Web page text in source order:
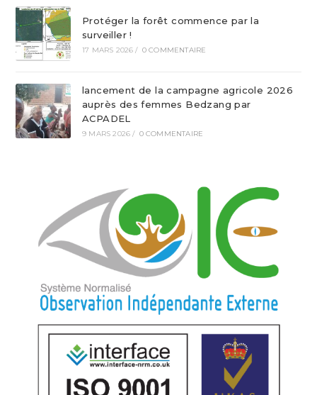
Protéger la forêt commence par la
surveiller !
17 MARS 2026 / 0 COMMENTAIRE
lancement de la campagne agricole 2026
auprès des femmes Bedzang par
ACPADEL
9 MARS 2026 / 0 COMMENTAIRE